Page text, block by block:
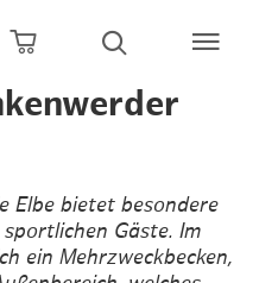
Zum Hauptinhalt springen
Zur Hauptnavigation springen
Zur Volltextsuche springen
Zum Footer springen
Warenkorb öffnen
Suche öffnen
Elbe bietet besondere
Gäste. Im
ein Mehrzweckbecken,